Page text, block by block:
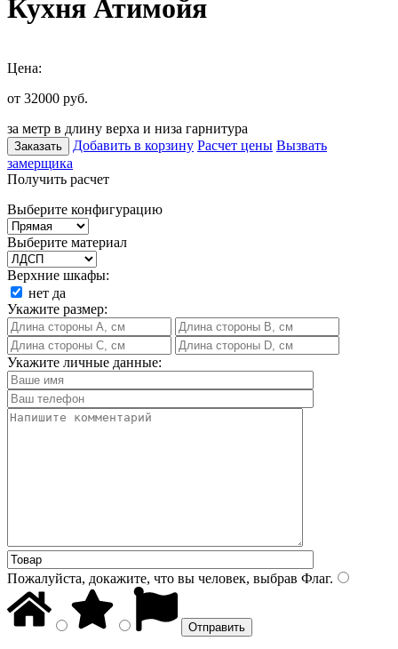
Кухня Атимойя
Цена:
от 32000 руб.
за метр в длину верха и низа гарнитура
Заказать Добавить в корзину Расчет цены Вызвать
замерщика
Получить расчет
Выберите конфигурацию
Выберите материал
Верхние шкафы:
нет да
Укажите размер:
Укажите личные данные:
Пожалуйста, докажите, что вы человек, выбрав Флаг.